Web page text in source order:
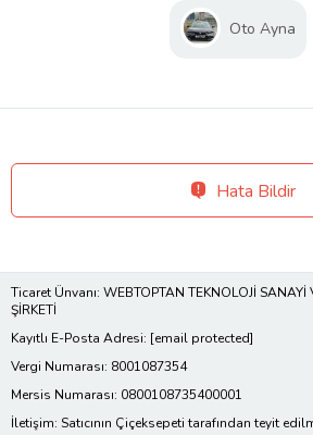
Oto Ayna
Hata Bildir
Ticaret Ünvanı: WEBTOPTAN TEKNOLOJİ SANAYİ
ŞİRKETİ
Kayıtlı E-Posta Adresi: [email protected]
Vergi Numarası: 8001087354
Mersis Numarası: 0800108735400001
İletişim: Satıcının Çiçeksepeti tarafından teyit